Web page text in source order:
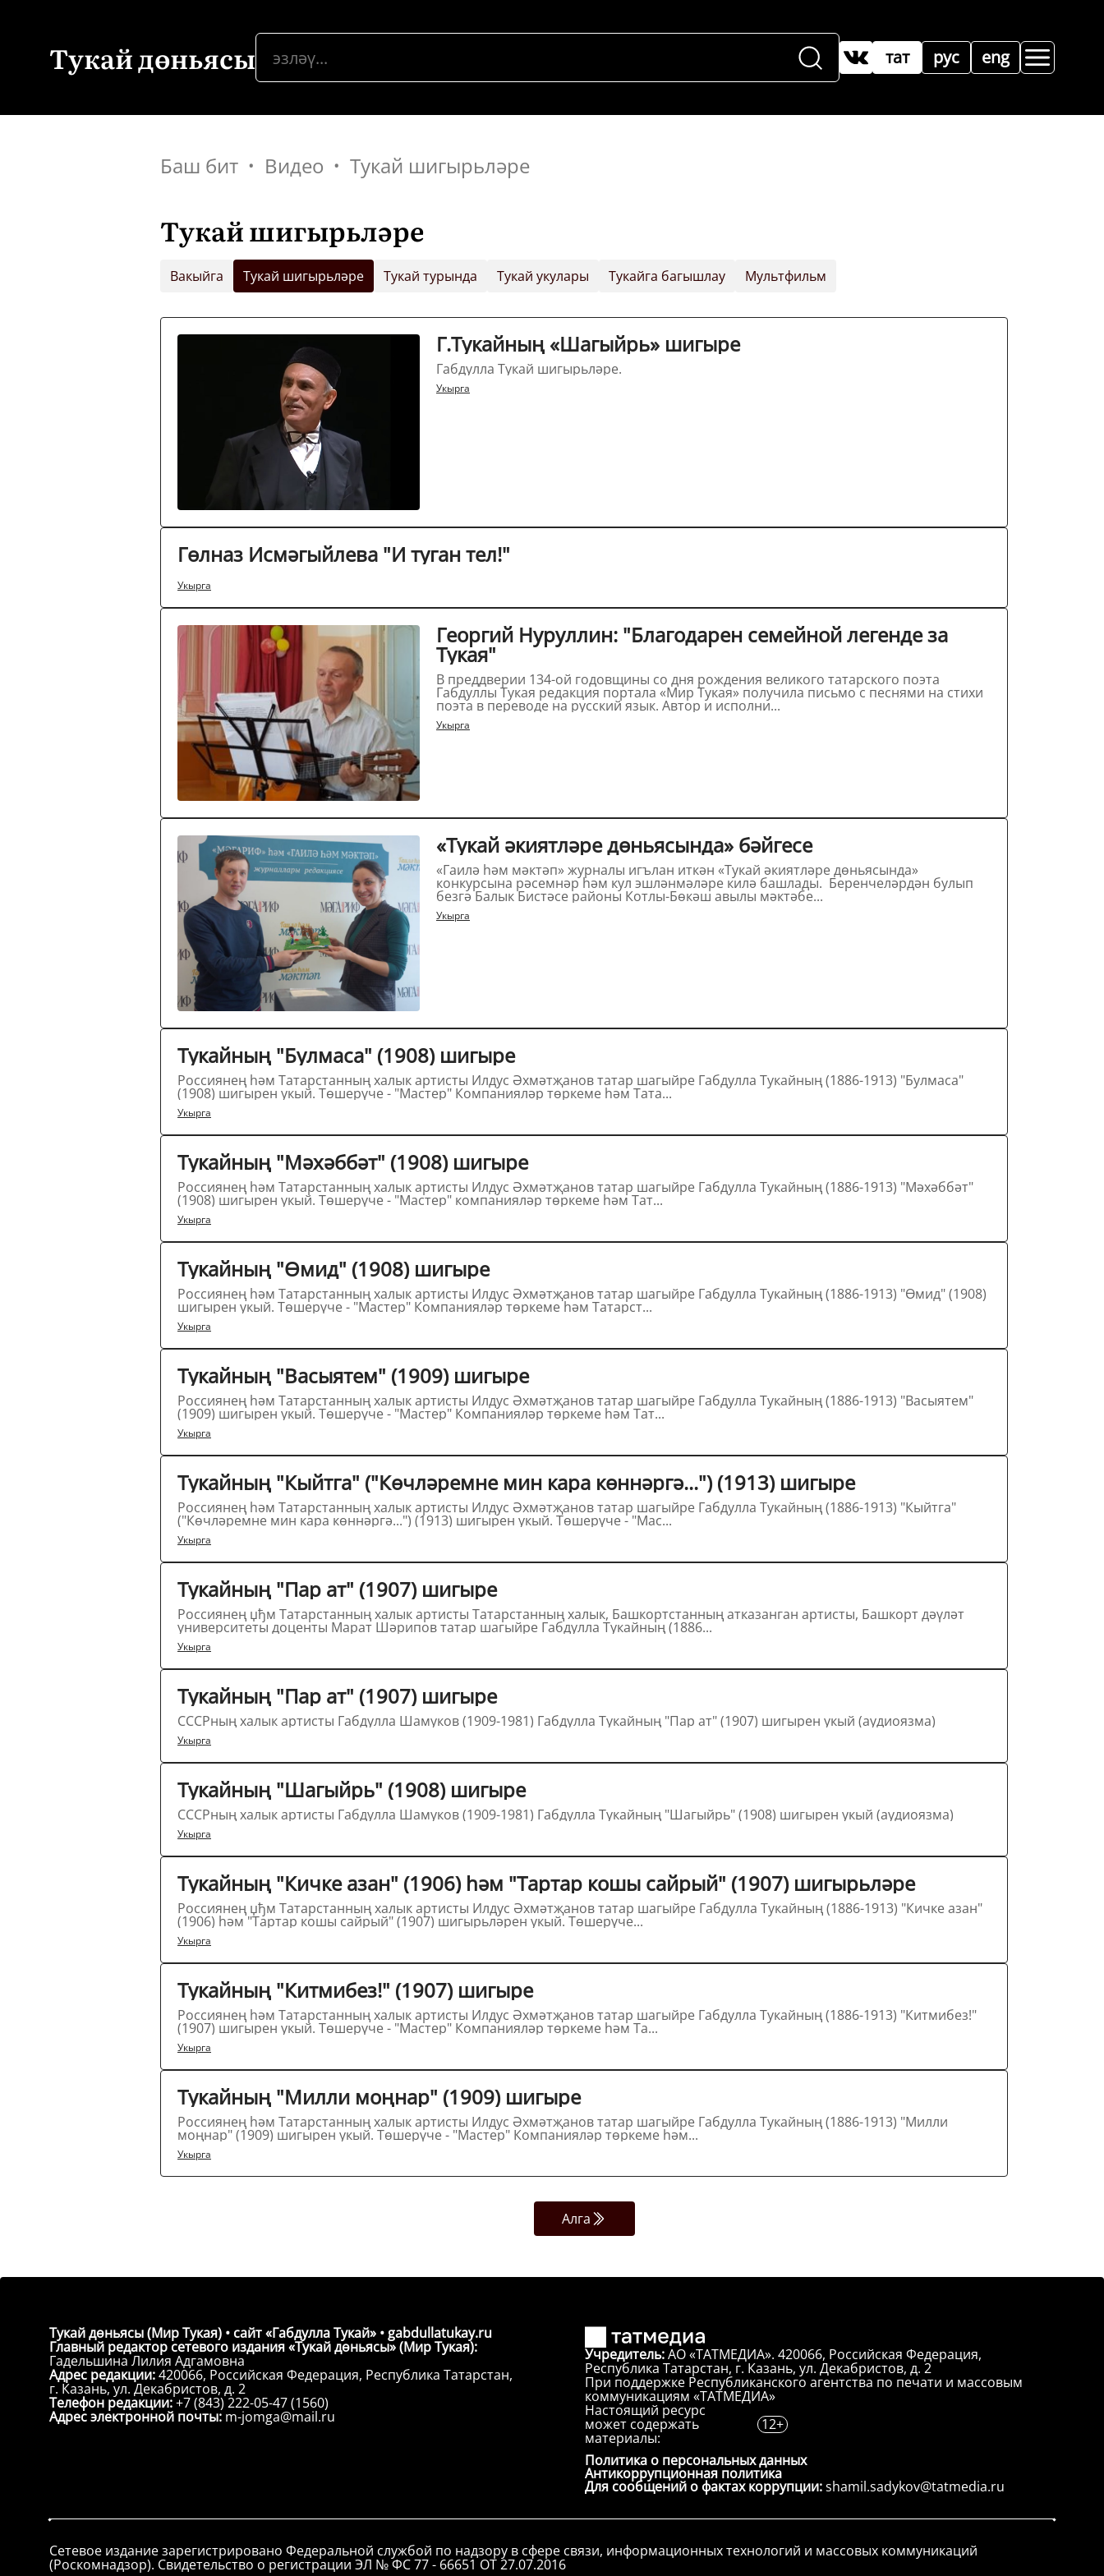
Тукай дөньясы рус
тат eng
Баш бит Видео Тукай шигырьләре
Тукай шигырьләре
Вакыйга Тукай шигырьләре Тукай турында Тукай укулары Тукайга багышлау Мультфильм
Г.Тукайның «Шагыйрь» шигыре
Габдулла Тукай шигырьләре.
Укырга
Гөлназ Исмәгыйлева "И туган тел!"
Укырга
Георгий Нуруллин: "Благодарен семейной легенде за
Тукая"
В преддверии 134-ой годовщины со дня рождения великого татарского поэта
Габдуллы Тукая редакция портала «Мир Тукая» получила письмо с песнями на стихи
поэта в переводе на русский язык. Автор и исполни...
Укырга
«Тукай әкиятләре дөньясында» бәйгесе
«Гаилә һәм мәктәп» журналы игълан иткән «Тукай әкиятләре дөньясында»
конкурсына рәсемнәр һәм кул эшләнмәләре килә башлады. Беренчеләрдән булып
безгә Балык Бистәсе районы Котлы-Бөкәш авылы мәктәбе...
Укырга
Тукайның "Булмаса" (1908) шигыре
Россиянең һәм Татарстанның халык артисты Илдус Әхмәтҗанов татар шагыйре Габдулла Тукайның (1886-1913) "Булмаса"
(1908) шигырен укый. Төшерүче - "Мастер" Компанияләр төркеме һәм Тата...
Укырга
Тукайның "Мәхәббәт" (1908) шигыре
Россиянең һәм Татарстанның халык артисты Илдус Әхмәтҗанов татар шагыйре Габдулла Тукайның (1886-1913) "Мәхәббәт"
(1908) шигырен укый. Төшерүче - "Мастер" компанияләр төркеме һәм Тат...
Укырга
Тукайның "Өмид" (1908) шигыре
Россиянең һәм Татарстанның халык артисты Илдус Әхмәтҗанов татар шагыйре Габдулла Тукайның (1886-1913) "Өмид" (1908)
шигырен укый. Төшерүче - "Мастер" Компанияләр төркеме һәм Татарст...
Укырга
Тукайның "Васыятем" (1909) шигыре
Россиянең һәм Татарстанның халык артисты Илдус Әхмәтҗанов татар шагыйре Габдулла Тукайның (1886-1913) "Васыятем"
(1909) шигырен укый. Төшерүче - "Мастер" Компанияләр төркеме һәм Тат...
Укырга
Тукайның "Кыйтга" ("Көчләремне мин кара көннәргә...") (1913) шигыре
Россиянең һәм Татарстанның халык артисты Илдус Әхмәтҗанов татар шагыйре Габдулла Тукайның (1886-1913) "Кыйтга"
("Көчләремне мин кара көннәргә...") (1913) шигырен укый. Төшерүче - "Мас...
Укырга
Тукайның "Пар ат" (1907) шигыре
Россиянең џђм Татарстанның халык артисты Татарстанның халык, Башкортстанның атказанган артисты, Башкорт дәүләт
университеты доценты Марат Шәрипов татар шагыйре Габдулла Тукайның (1886...
Укырга
Тукайның "Пар ат" (1907) шигыре
СССРның халык артисты Габдулла Шамуков (1909-1981) Габдулла Тукайның "Пар ат" (1907) шигырен укый (аудиоязма)
Укырга
Тукайның "Шагыйрь" (1908) шигыре
СССРның халык артисты Габдулла Шамуков (1909-1981) Габдулла Тукайның "Шагыйрь" (1908) шигырен укый (аудиоязма)
Укырга
Тукайның "Кичке азан" (1906) һәм "Тартар кошы сайрый" (1907) шигырьләре
Россиянең џђм Татарстанның халык артисты Илдус Әхмәтҗанов татар шагыйре Габдулла Тукайның (1886-1913) "Кичке азан"
(1906) һәм "Тартар кошы сайрый" (1907) шигырьләрен укый. Төшерүче...
Укырга
Тукайның "Китмибез!" (1907) шигыре
Россиянең һәм Татарстанның халык артисты Илдус Әхмәтҗанов татар шагыйре Габдулла Тукайның (1886-1913) "Китмибез!"
(1907) шигырен укый. Төшерүче - "Мастер" Компанияләр төркеме һәм Та...
Укырга
Тукайның "Милли моңнар" (1909) шигыре
Россиянең һәм Татарстанның халык артисты Илдус Әхмәтҗанов татар шагыйре Габдулла Тукайның (1886-1913) "Милли
моңнар" (1909) шигырен укый. Төшерүче - "Мастер" Компанияләр төркеме һәм...
Укырга
Алга
Тукай дөньясы (Мир Тукая) • сайт «Габдулла Тукай» • gabdullatukay.ru
Главный редактор сетевого издания «Тукай дөньясы» (Мир Тукая):
Гадельшина Лилия Адгамовна
Адрес редакции:420066, Российская Федерация, Республика Татарстан,
г. Казань, ул. Декабристов, д. 2
Телефон редакции:+7 (843) 222-05-47 (1560)
Адрес электронной почты: m-jomga@mail.ru
Политика о персональных данных
Антикоррупционная политика
Для сообщений о фактах коррупции:shamil.sadykov@tatmedia.ru
Учредитель:АО «ТАТМЕДИА». 420066, Российская Федерация,
Республика Татарстан, г. Казань, ул. Декабристов, д. 2
При поддержке Республиканского агентства по печати и массовым
коммуникациям «ТАТМЕДИА»
Настоящий ресурс
может содержать
материалы:
12+
Сетевое издание зарегистрировано Федеральной службой по надзору в сфере связи, информационных технологий и массовых коммуникаций
(Роскомнадзор). Свидетельство о регистрации ЭЛ № ФС 77 - 66651 ОТ 27.07.2016